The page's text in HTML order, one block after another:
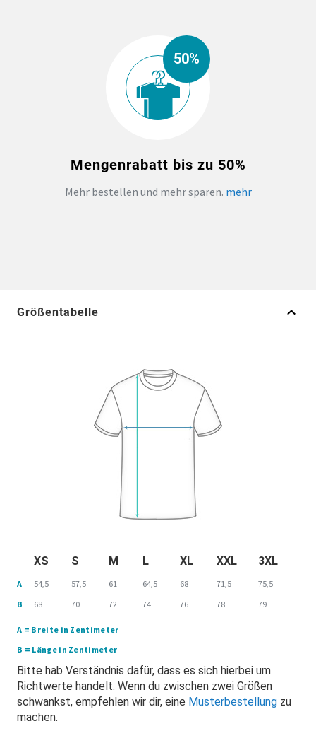
50%
Mengenrabatt bis zu 50%
Mehr bestellen und mehr sparen. mehr
Größentabelle
XS S M L XL XXL 3XL
A 54,5 57,5 61 64,5 68 71,5
75,5
B
68 70 72 74 76 78 79
A = Breite in Zentimeter
B = Länge in Zentimeter
Bitte hab Verständnis dafür, dass es sich hierbei um
Richtwerte handelt. Wenn du zwischen zwei Größen
schwankst, empfehlen wir dir, eine Musterbestellung zu
machen.